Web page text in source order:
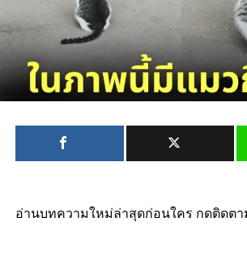
อ่านบทความใหม่ล่าสุดก่อนใคร กดติดตาม